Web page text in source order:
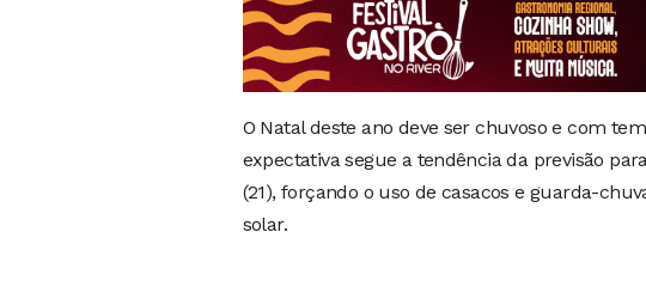
O Natal deste ano deve ser chuvoso e com
expectativa segue a tendência da previsão
(21), forçando o uso de casacos e guarda-
solar.